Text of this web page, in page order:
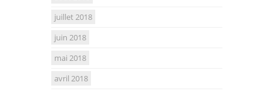
juillet 2018
juin 2018
mai 2018
avril 2018